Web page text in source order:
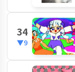
34
▼9